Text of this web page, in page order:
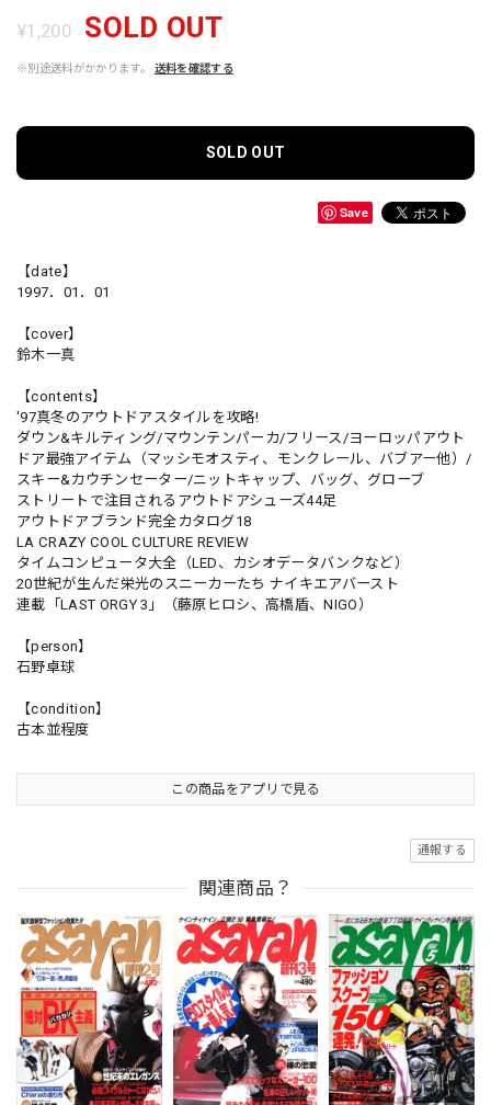
¥1,200 SOLD OUT
※別途送料がかかります。 送料を確認する
SOLD OUT
Save
【date】
1997．01．01
【cover】
鈴木一真
【contents】
'97真冬のアウトドアスタイルを攻略!
ダウン&キルティング/マウンテンパーカ/フリース/ヨーロッパアウト
ドア最強アイテム（マッシモオスティ、モンクレール、バブアー他）/
スキー&カウチンセーター/ニットキャップ、バッグ、グローブ
ストリートで注目されるアウトドアシューズ44足
アウトドアブランド完全カタログ18
LA CRAZY COOL CULTURE REVIEW
タイムコンピュータ大全（LED、カシオデータバンクなど）
20世紀が生んだ栄光のスニーカーたち ナイキエアバースト
連載「LAST ORGY 3」（藤原ヒロシ、高橋盾、NIGO）
【person】
石野卓球
【condition】
古本並程度
この商品をアプリで見る
通報する
関連商品？